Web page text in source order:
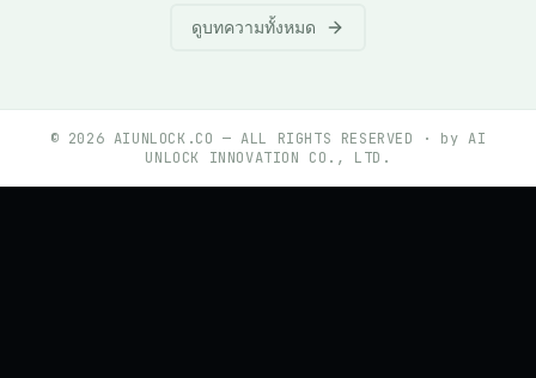
ดูบทความทั้งหมด
© 2026 AIUNLOCK.CO — ALL RIGHTS RESERVED · by AI
UNLOCK INNOVATION CO., LTD.